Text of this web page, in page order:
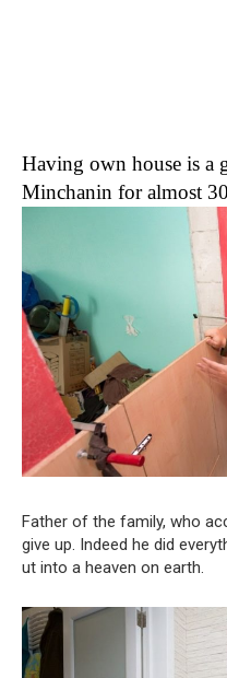
Having own house is a
Minchanin for almost
Father of the family, who
give up. Indeed he did
ut into a heaven on earth.